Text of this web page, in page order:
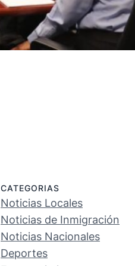
CATEGORIAS
Noticias Locales
Noticias de Inmigración
Noticias Nacionales
Deportes